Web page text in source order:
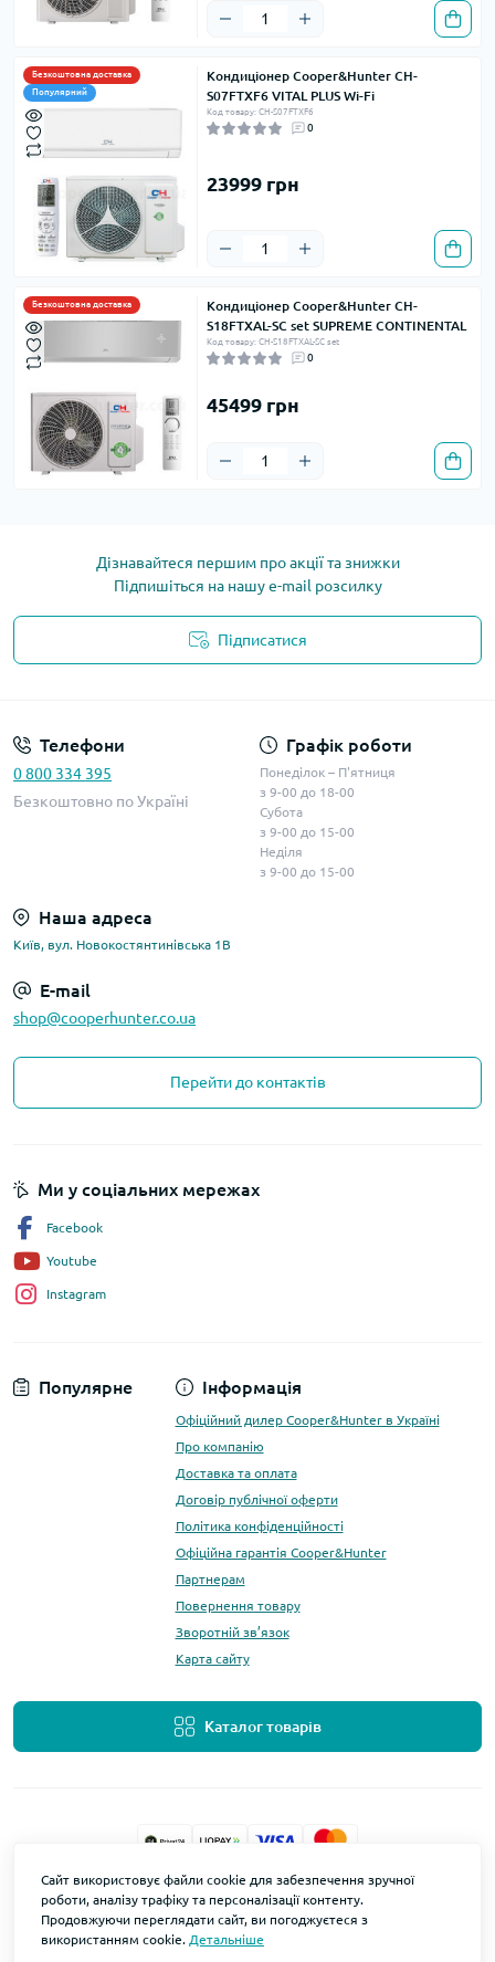
Безкоштовна доставка
Популярний
Кондиціонер Cooper&Hunter CH-
S07FTXF6 VITAL PLUS Wi-Fi
Код товару: CH-S07FTXF6
0
23999 грн
Безкоштовна доставка
Кондиціонер Cooper&Hunter CH-
S18FTXAL-SC set SUPREME CONTINENTAL
Код товару: CH-S18FTXAL-SC set
0
45499 грн
Дізнавайтеся першим про акції та знижки
Підпишіться на нашу e-mail розсилку
Підписатися
Телефони
0 800 334 395
Безкоштовно по Україні
Графік роботи
Понеділок – П'ятниця
з 9-00 до 18-00
Субота
з 9-00 до 15-00
Неділя
з 9-00 до 15-00
Наша адреса
Київ, вул. Новокостянтинівська 1В
E-mail
shop@cooperhunter.co.ua
Перейти до контактів
Популярне Інформація
Офіційний дилер Cooper&Hunter в Україні
Про компанію
Доставка та оплата
Договір публічної оферти
Політика конфіденційності
Офіційна гарантія Cooper&Hunter
Партнерам
Повернення товару
Зворотній зв’язок
Карта сайту
Каталог товарів
Ми у соціальних мережах
Facebook
Youtube
Instagram
cooperhunter.co.ua - офіційний дилер Cooper&Hunter.
Ми не є частиною чи дочірньою компанією Cooper&Hunter
International
Сайт використовує файли cookie для забезпечення зручної
роботи, аналізу трафіку та персоналізації контенту.
Продовжуючи переглядати сайт, ви погоджуєтеся з
використанням cookie. Детальніше